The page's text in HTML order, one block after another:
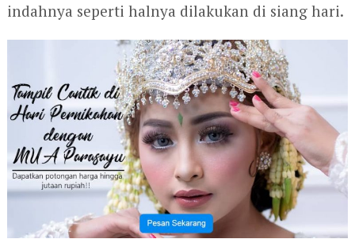
indahnya seperti halnya dilakukan di siang hari.